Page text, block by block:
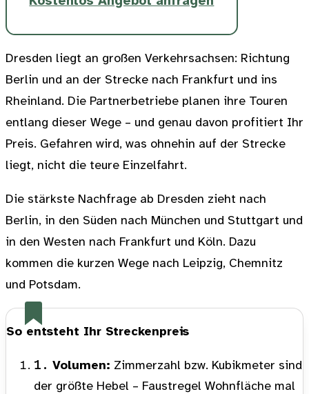
Dresden liegt an großen Verkehrsachsen: Richtung
Berlin und an der Strecke nach Frankfurt und ins
Rheinland. Die Partnerbetriebe planen ihre Touren
entlang dieser Wege – und genau davon profitiert Ihr
Preis. Gefahren wird, was ohnehin auf der Strecke
liegt, nicht die teure Einzelfahrt.
Die stärkste Nachfrage ab Dresden zieht nach
Berlin, in den Süden nach München und Stuttgart und
in den Westen nach Frankfurt und Köln. Dazu
kommen die kurzen Wege nach Leipzig, Chemnitz
und Potsdam.
So entsteht Ihr Streckenpreis
1. Volumen: Zimmerzahl bzw. Kubikmeter sind
der größte Hebel – Faustregel Wohnfläche mal